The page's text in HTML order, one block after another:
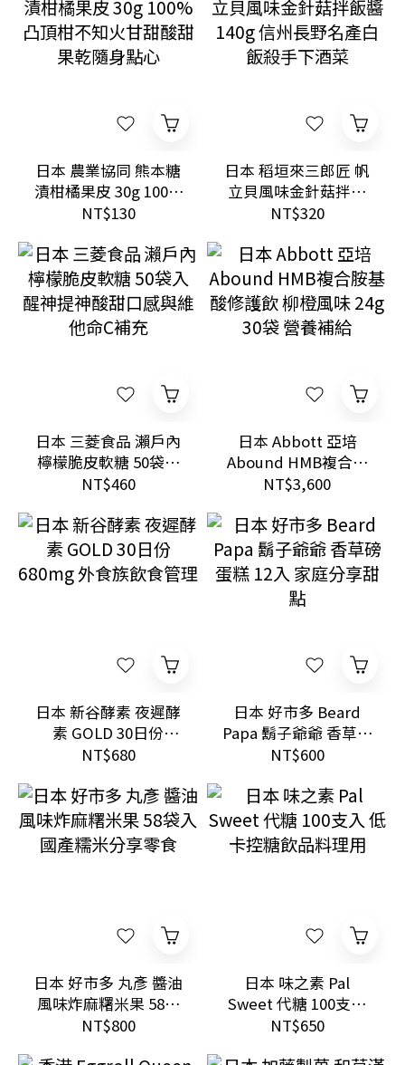
日本 農業協同 熊本糖
漬柑橘果皮 30g 100%
凸頂柑不知火甘甜酸
NT$130
日本 稻垣來三郎匠 帆
立貝風味金針菇拌飯
醬 140g 信州長野名產
NT$320
日本 三菱食品 瀨戶內
檸檬脆皮軟糖 50袋入
醒神提神酸甜口感與
NT$460
日本 Abbott 亞培
Abound HMB複合胺
基酸修護飲 柳橙風味
NT$3,600
日本 新谷酵素 夜遲酵
素 GOLD 30日份
680mg 外食族飲食管
NT$680
日本 好市多 Beard
Papa 鬍子爺爺 香草磅
蛋糕 12入 家庭分享甜
NT$600
日本 好市多 丸彥 醬油
風味炸麻糬米果 58袋
入 國產糯米分享零食
NT$800
日本 味之素 Pal
Sweet 代糖 100支入
低卡控糖飲品料理用
NT$650